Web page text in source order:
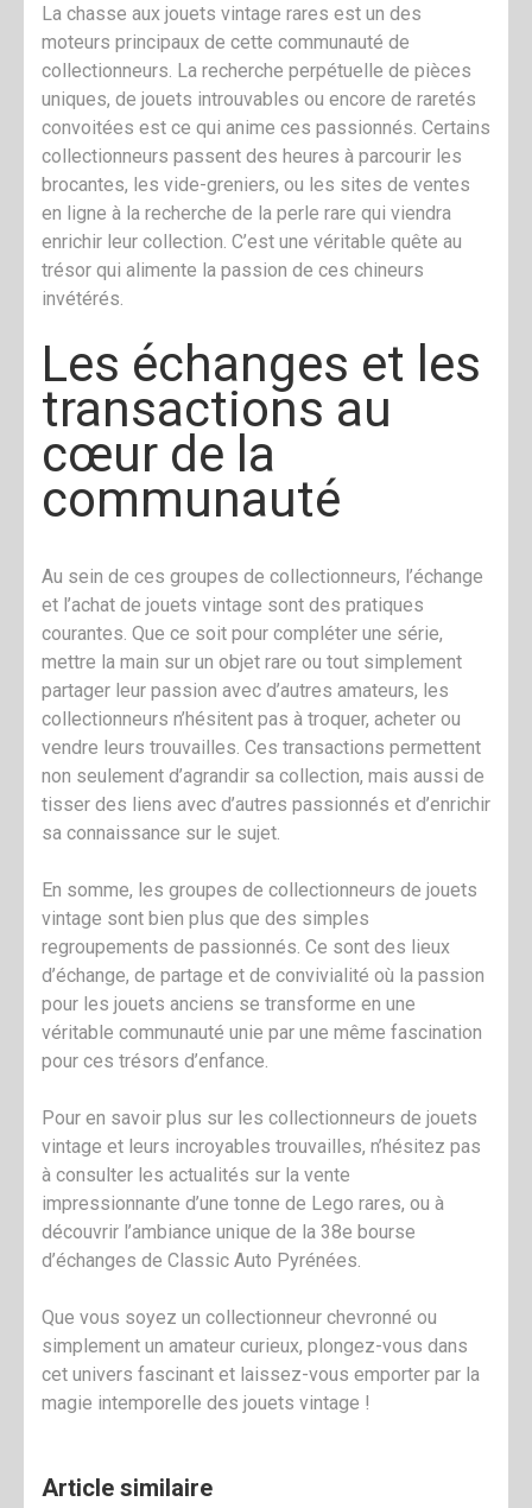
La chasse aux jouets vintage rares est un des
moteurs principaux de cette communauté de
collectionneurs. La recherche perpétuelle de pièces
uniques, de jouets introuvables ou encore de raretés
convoitées est ce qui anime ces passionnés. Certains
collectionneurs passent des heures à parcourir les
brocantes, les vide-greniers, ou les sites de ventes
en ligne à la recherche de la perle rare qui viendra
enrichir leur collection. C’est une véritable quête au
trésor qui alimente la passion de ces chineurs
invétérés.
Les échanges et les
transactions au
cœur de la
communauté
Au sein de ces groupes de collectionneurs, l’échange
et l’achat de jouets vintage sont des pratiques
courantes. Que ce soit pour compléter une série,
mettre la main sur un objet rare ou tout simplement
partager leur passion avec d’autres amateurs, les
collectionneurs n’hésitent pas à troquer, acheter ou
vendre leurs trouvailles. Ces transactions permettent
non seulement d’agrandir sa collection, mais aussi de
tisser des liens avec d’autres passionnés et d’enrichir
sa connaissance sur le sujet.
En somme, les groupes de collectionneurs de jouets
vintage sont bien plus que des simples
regroupements de passionnés. Ce sont des lieux
d’échange, de partage et de convivialité où la passion
pour les jouets anciens se transforme en une
véritable communauté unie par une même fascination
pour ces trésors d’enfance.
Pour en savoir plus sur les collectionneurs de jouets
vintage et leurs incroyables trouvailles, n’hésitez pas
à consulter les actualités sur la vente
impressionnante d’une tonne de Lego rares, ou à
découvrir l’ambiance unique de la 38e bourse
d’échanges de Classic Auto Pyrénées.
Que vous soyez un collectionneur chevronné ou
simplement un amateur curieux, plongez-vous dans
cet univers fascinant et laissez-vous emporter par la
magie intemporelle des jouets vintage !
Article similaire